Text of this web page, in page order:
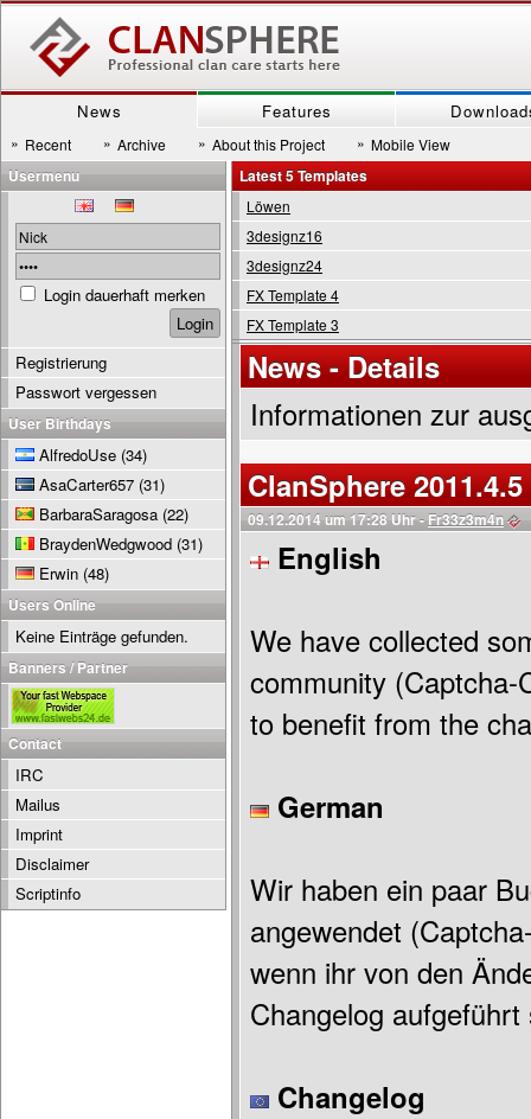
News Features
» Recent » Archive » About this Project » Mobile View
Latest 5 Templates
Löwen
3designz16
3designz24
FX Template 4
FX Template 3
News - Details
Informationen zur
ClanSphere 2011.4.5
09.12.2014 um 17:28 Uhr - Fr33z3m4n
English
We have collected
community
to benefit from the
German
Wir haben ein paar
angewendet
wenn ihr von den
Changelog aufgeführt
Changelog
Usermenu
Login dauerhaft merken
Registrierung
Passwort vergessen
User Birthdays
AlfredoUse (34)
AsaCarter657 (31)
BarbaraSaragosa (22)
BraydenWedgwood (31)
Erwin (48)
Users Online
Keine Einträge gefunden.
Banners / Partner
Contact
IRC
Mailus
Imprint
Disclaimer
Scriptinfo